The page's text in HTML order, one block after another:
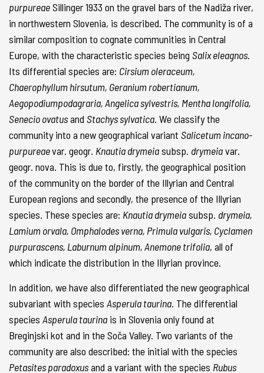
purpureaeSillinger 1933 on the gravel bars of the Nadiža river,
in northwestern Slovenia, is described. The community is of a
similar composition to cognate communities in Central
Europe, with the characteristic species being Salix eleagnos.
Its differential species are: Cirsium oleraceum,
Chaerophyllum hirsutum, Geranium robertianum,
Aegopodiumpodagraria, Angelica sylvestris, Mentha longifolia,
Senecio ovatusand Stachys sylvatica. We classify the
community into a new geographical variant Salicetum incano-
purpureaevar. geogr. Knautia drymeiasubsp. drymeiavar.
geogr. nova. This is due to, firstly, the geographical position
of the community on the border of the Illyrian and Central
European regions and secondly, the presence of the Illyrian
species. These species are: Knautia drymeiasubsp. drymeia,
Lamium orvala, Omphalodes verna, Primula vulgaris, Cyclamen
purpurascens, Laburnum alpinum, Anemone trifolia, all of
which indicate the distribution in the Illyrian province.
In addition, we have also differentiated the new geographical
subvariant with species Asperula taurina. The differential
species Asperula taurina is in Slovenia only found at
Breginjski kot and in the Soča Valley. Two variants of the
community are also described: the initial with the species
Petasites paradoxusand a variant with the species Rubus